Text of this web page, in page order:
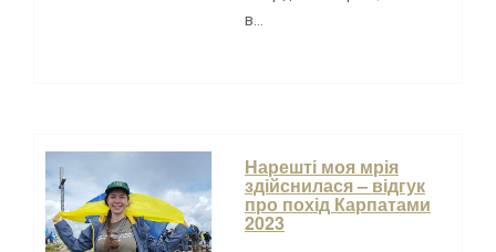
в…
Нарешті моя мрія
здійснилася – відгук
про похід Карпатами
2023